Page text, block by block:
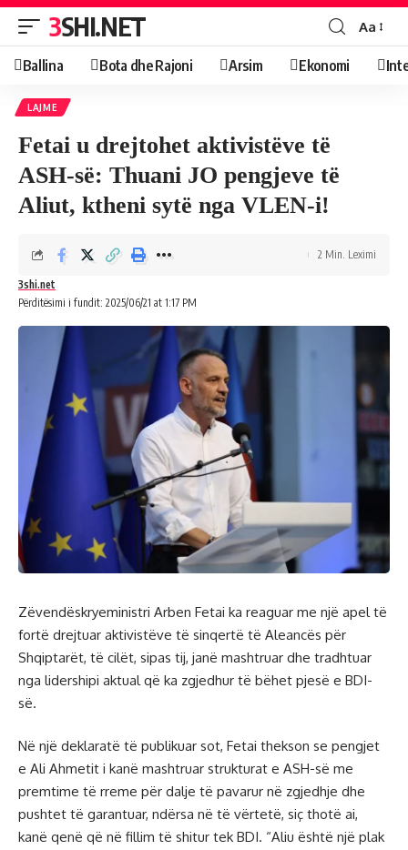
3SHI.NET Aa
Ballina Bota dhe Rajoni Arsim Ekonomi
LAJME
Fetai u drejtohet aktivistëve të
ASH-së: Thuani JO pengjeve të
Aliut, ktheni sytë nga VLEN-i!
Përditësimi i fundit: 2025/06/21 at 1:17 PM
3shi.net
2 Min. Leximi
Zëvendëskryeministri Arben Fetai ka reaguar me një apel të
fortë drejtuar aktivistëve të sinqertë të Aleancës për
Shqiptarët, të cilët, sipas tij, janë mashtruar dhe tradhtuar
nga lidershipi aktual që ka zgjedhur të bëhet pjesë e BDI-
së.
Në një deklaratë të publikuar sot, Fetai thekson se pengjet
e Ali Ahmetit i kanë mashtruar strukturat e ASH-së me
premtime të rreme për dalje të pavarur në zgjedhje dhe
pushtet të garantuar, ndërsa në të vërtetë, siç thotë ai,
kanë qenë që në fillim të shitur tek BDI. “Aliu është një plak